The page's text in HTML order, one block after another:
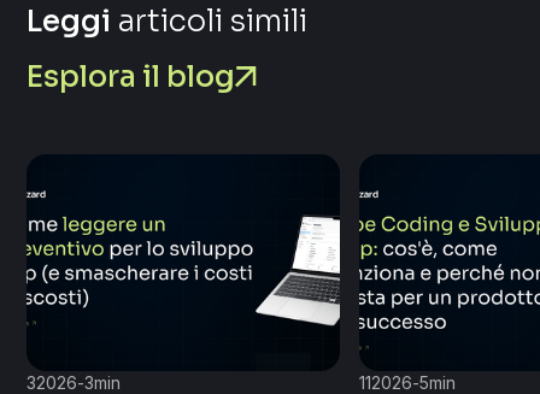
Leggi articoli simili
Esplora il blog
32026-3min 112026-5min